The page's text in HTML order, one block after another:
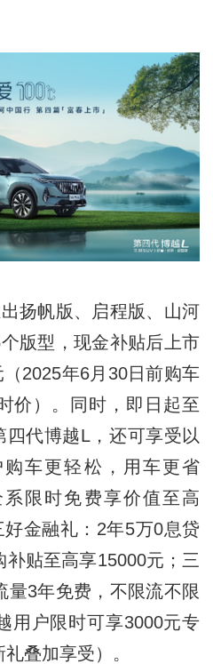
帆版、启程版、山河
版型，现金补贴后上市
2025年6月30日前购车
价）。同时，即日起至
四代博越L，还可享受以
车更轻松，用车更省
限时免费享价值至高
金融礼：2年5万0息贷
贴至高享15000元；三
量3年免费，不限流不限
用户限时可享3000元专
叠加享受）。